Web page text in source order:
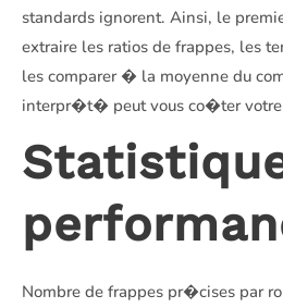
standards ignorent. Ainsi, le
extraire les ratios de frappes, les
les comparer � la moyenne du
interpr�t� peut vous co�ter votre
Nombre de frappes pr�cises par